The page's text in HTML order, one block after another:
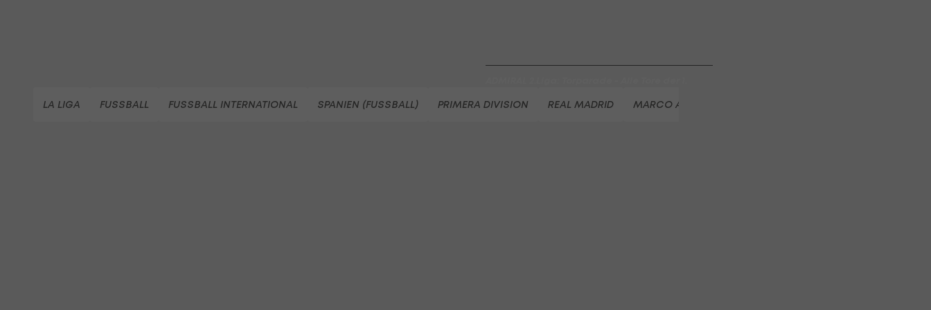
LA LIGA FUSSBALL FUSSBALL INTERNATIONAL SPANIEN (FUSSBALL) PRIMERA DIVISION REAL MADRID MARCO ASENSIO